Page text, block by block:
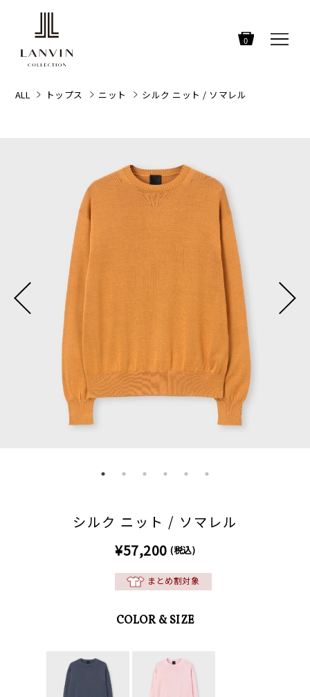
0
ALL トップス ニット シルク ニット / ソマレル
シルク ニット / ソマレル
¥57,200 (税込)
まとめ割対象
COLOR & SIZE